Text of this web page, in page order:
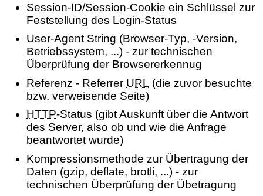
Session-ID/Session-Cookie ein Schlüssel zur
Feststellung des Login-Status
User-Agent String (Browser-Typ, -Version,
Betriebssystem, ...) - zur technischen
Überprüfung der Browsererkennug
Referenz - Referrer URL (die zuvor besuchte
bzw. verweisende Seite)
HTTP-Status (gibt Auskunft über die Antwort
des Server, also ob und wie die Anfrage
beantwortet wurde)
Kompressionsmethode zur Übertragung der
Daten (gzip, deflate, brotli, ...) - zur
technischen Überprüfung der Übetragung